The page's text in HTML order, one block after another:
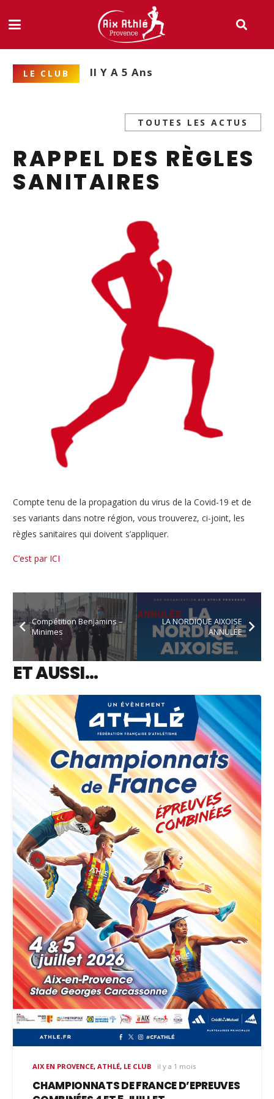
LE CLUB Il Y A 5 Ans
TOUTES LES ACTUS
RAPPEL DES RÈGLES
SANITAIRES
Compte tenu de la propagation du virus de la Covid-19 et de
ses variants dans notre région, vous trouverez, ci-joint, les
règles sanitaires qui doivent s’appliquer.
C’est par ICI
Compétition Benjamins –
Minimes
LA NORDIQUE AIXOISE
ANNULÉE
ET AUSSI…
AIX EN PROVENCE,ATHLÉ, LE CLUB il y a 1 mois
CHAMPIONNATS DE FRANCE D’EPREUVES